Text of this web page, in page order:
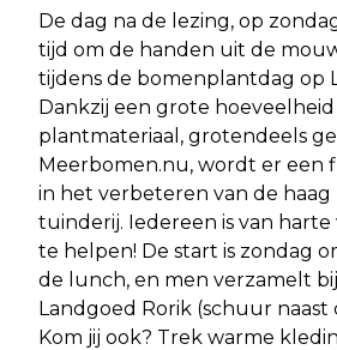
De dag na de lezing, op
tijd om de handen uit de
tijdens de bomenplantdag op
Dankzij een grote
plantmateriaal, grotendeels
Meerbomen.nu, wordt er een
in het verbeteren van de haag
tuinderij. Iedereen is van
te helpen! De start is zondag
de lunch, en men verzamelt
Landgoed Rorik (schuur naast
Kom jij ook? Trek warme